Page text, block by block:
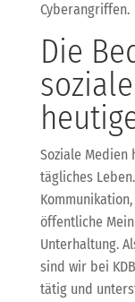
Cyberangriffen.
Die
Soziale Medien
tägliches
öffentliche
Unterhaltung.
sind wir bei
tätig und